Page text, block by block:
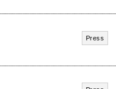
Press